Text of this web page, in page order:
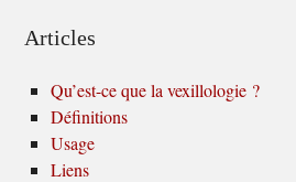
Articles
Qu’est-ce que la vexillologie ?
Définitions
Usage
Liens